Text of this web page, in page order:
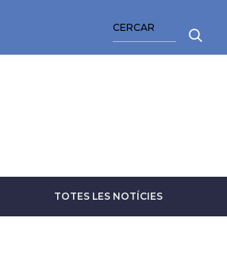
TOTES LES NOTÍCIES